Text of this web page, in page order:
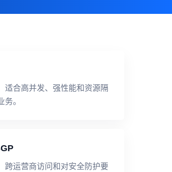
适合高并发、强性能和资源隔
务。
跨运营商访问和对安全防护要